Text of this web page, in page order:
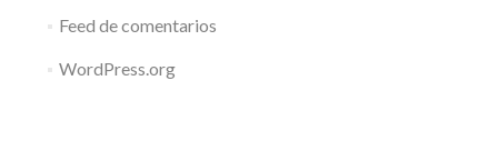
Feed de comentarios
WordPress.org